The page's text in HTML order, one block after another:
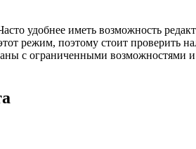
удобнее иметь возможность
режим, поэтому стоит
с ограниченными